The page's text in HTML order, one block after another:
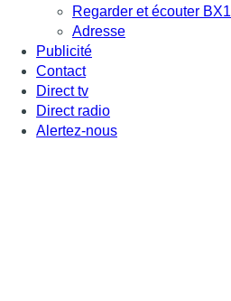
Regarder et écouter BX1
Adresse
Publicité
Contact
Direct tv
Direct radio
Alertez-nous